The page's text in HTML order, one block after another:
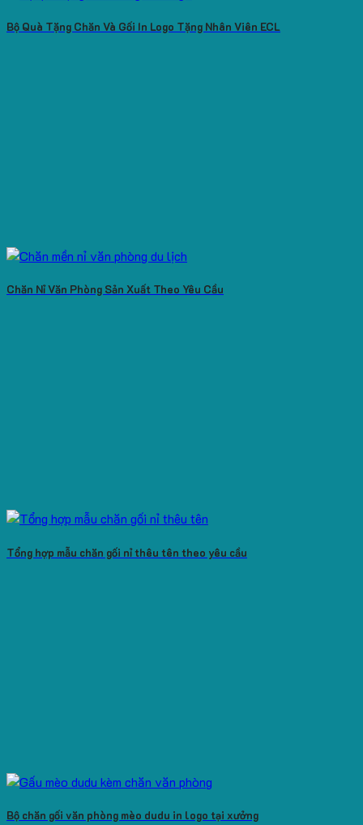
Bộ Quà Tặng Chăn Và Gối In Logo Tặng Nhân Viên ECL
Chăn Nỉ Văn Phòng Sản Xuất Theo Yêu Cầu
Tổng hợp mẫu chăn gối nỉ thêu tên theo yêu cầu
Bộ chăn gối văn phòng mèo dudu in logo tại xưởng